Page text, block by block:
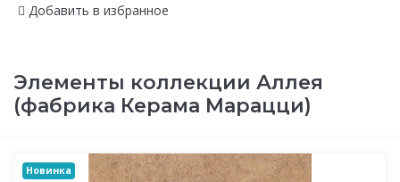
Добавить в избранное
Элементы коллекции Аллея
(фабрика Керама Марацци)
Новинка